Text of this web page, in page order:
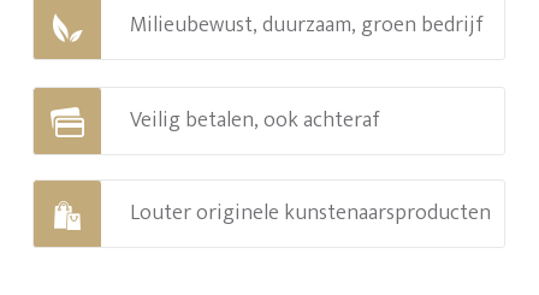
Milieubewust, duurzaam, groen bedrijf
Veilig betalen, ook achteraf
Louter originele kunstenaarsproducten